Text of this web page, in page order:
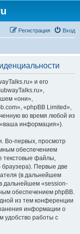
Вход
Регистрация
и его
«они»,
«phpBB Limited»,
во время любой из
«ваша информация»).
Во-первых, просмотр
обеспечением
текстовые файлы,
Первые две
(в дальнейшем
дальнейшем «session-
обеспечением phpBB.
из тем конференции
информации о
удобство работы с